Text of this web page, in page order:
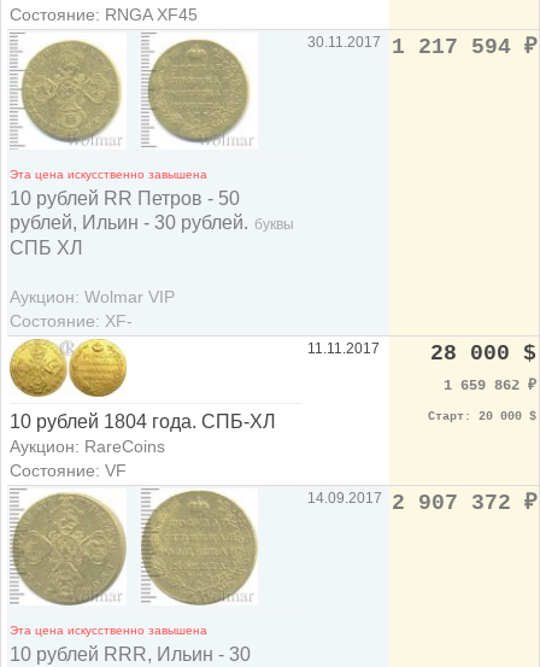
Состояние: RNGA XF45
Эта цена искусственно завышена
10 рублей RR Петров - 50
рублей, Ильин - 30 рублей. буквы
СПБ ХЛ
Аукцион: Wolmar VIP
Состояние: XF-
30.11.2017 1 217 594 ₽
10 рублей 1804 года. СПБ-ХЛ
Аукцион: RareCoins
Состояние: VF
11.11.2017 28 000 $
1 659 862 ₽
Старт: 20 000 $
Эта цена искусственно завышена
10 рублей RRR, Ильин - 30
14.09.2017 2 907 372 ₽